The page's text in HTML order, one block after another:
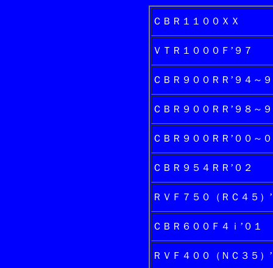
ＣＢＲ１１００ＸＸ
ＶＴＲ１０００Ｆ’９７
ＣＢＲ９００ＲＲ’９４～
ＣＢＲ９００ＲＲ’９８～
ＣＢＲ９００ＲＲ’００～
ＣＢＲ９５４ＲＲ’０２
ＲＶＦ７５０（ＲＣ４５）
ＣＢＲ６００Ｆ４ｉ’０１
ＲＶＦ４００（ＮＣ３５）